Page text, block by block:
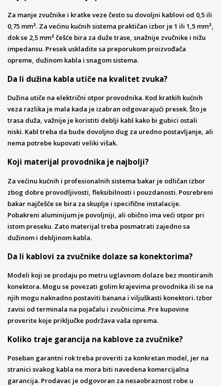
Za manje zvučnike i kratke veze često su dovoljni kablovi od 0,5 ili
0,75 mm². Za većinu kućnih sistema praktičan izbor je 1 ili 1,5 mm²,
dok se 2,5 mm² češće bira za duže trase, snažnije zvučnike i nižu
impedansu. Presek uskladite sa preporukom proizvođača
opreme, dužinom kabla i snagom sistema.
Da li dužina kabla utiče na kvalitet zvuka?
Dužina utiče na električni otpor provodnika. Kod kratkih kućnih
veza razlika je mala kada je izabran odgovarajući presek. Što je
trasa duža, važnije je koristiti deblji kabl kako bi gubici ostali
niski. Kabl treba da bude dovoljno dug za uredno postavljanje, ali
nema potrebe kupovati veliki višak.
Koji materijal provodnika je najbolji?
Za većinu kućnih i profesionalnih sistema bakar je odličan izbor
zbog dobre provodljivosti, fleksibilnosti i pouzdanosti. Posrebreni
bakar najčešće se bira za skuplje i specifične instalacije.
Pobakreni aluminijum je povoljniji, ali obično ima veći otpor pri
istom preseku. Zato materijal treba posmatrati zajedno sa
dužinom i debljinom kabla.
Da li kablovi za zvučnike dolaze sa konektorima?
Modeli koji se prodaju po metru uglavnom dolaze bez montiranih
konektora. Mogu se povezati golim krajevima provodnika ili se na
njih mogu naknadno postaviti banana i viljuškasti konektori. Izbor
zavisi od terminala na pojačalu i zvučnicima. Pre kupovine
proverite koje priključke podržava vaša oprema.
Koliko traje garancija na kablove za zvučnike?
Poseban garantni rok treba proveriti za konkretan model, jer na
stranici svakog kabla ne mora biti navedena komercijalna
garancija. Prodavac je odgovoran za nesaobraznost robe u